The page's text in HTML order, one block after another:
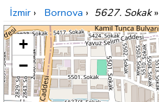
İzmir › Bornova › 5627. Sokak»
+
−